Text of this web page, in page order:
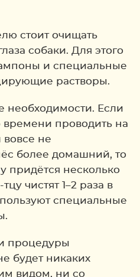
стоит очищать
собаки. Для этого
и специальные
растворы.
необходимости. Если
времени проводить на
вовсе не
более домашний, то
придётся несколько
чистят 1–2 раза в
специальные
процедуры
будет никаких
видом, ни со